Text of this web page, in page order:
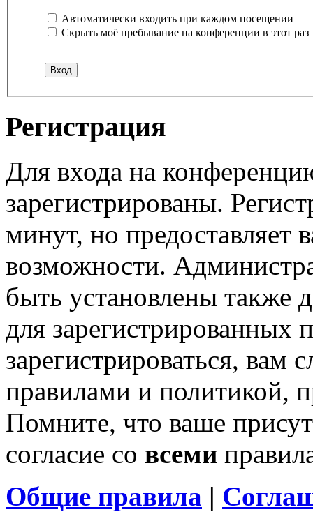
Автоматически входить при каждом посещении
Скрыть моё пребывание на конференции в этот раз
Регистрация
Для входа на
зарегистрированы.
минут, но предоставляет
возможности.
быть установлены также
для зарегистрированных
зарегистрироваться, вам
правилами и политикой,
Помните, что ваше
согласие со всеми
Общие правила |